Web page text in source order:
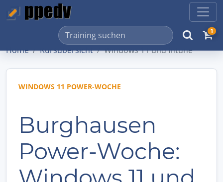
1
Home Kursübersicht Windows 11 und Intune
WINDOWS 11 POWER-WOCHE
Burghausen
Power-Woche: